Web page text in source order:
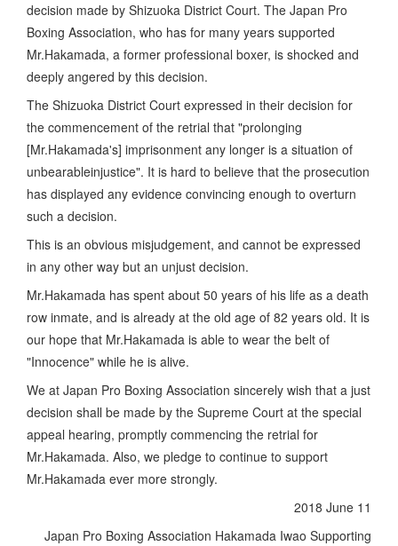
decision made by Shizuoka District Court. The Japan Pro
Boxing Association, who has for many years supported
Mr.Hakamada, a former professional boxer, is shocked and
deeply angered by this decision.
The Shizuoka District Court expressed in their decision for
the commencement of the retrial that "prolonging
[Mr.Hakamada's] imprisonment any longer is a situation of
unbearableinjustice". It is hard to believe that the prosecution
has displayed any evidence convincing enough to overturn
such a decision.
This is an obvious misjudgement, and cannot be expressed
in any other way but an unjust decision.
Mr.Hakamada has spent about 50 years of his life as a death
row inmate, and is already at the old age of 82 years old. It is
our hope that Mr.Hakamada is able to wear the belt of
"Innocence" while he is alive.
We at Japan Pro Boxing Association sincerely wish that a just
decision shall be made by the Supreme Court at the special
appeal hearing, promptly commencing the retrial for
Mr.Hakamada. Also, we pledge to continue to support
Mr.Hakamada ever more strongly.
2018 June 11
Japan Pro Boxing Association Hakamada Iwao Supporting